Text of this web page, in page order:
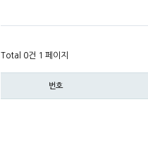
Total 0건 1 페이지
번호